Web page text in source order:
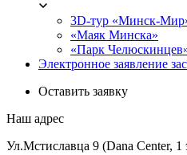
3D-тур «Минск-
«Маяк Минска»
«Парк
Электронное заявление
Оставить заявку
Наш адрес
Ул.Мстиславца 9 (Dana Center,